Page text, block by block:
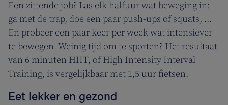
Een zittende job? Las elk halfuur wat beweging in:
ga met de trap, doe een paar push-ups of squats, ...
En probeer een paar keer per week wat intensiever
te bewegen. Weinig tijd om te sporten? Het resultaat
van 6 minuten HIIT, of High Intensity Interval
Training, is vergelijkbaar met 1,5 uur fietsen.
Eet lekker en gezond